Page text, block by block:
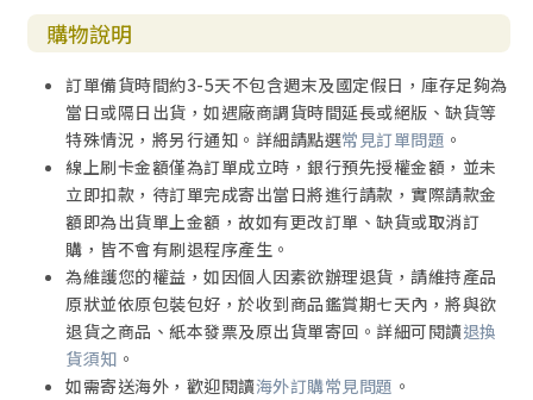
購物說明
訂單備貨時間約3-5天不包含週末及國定假日，庫存足夠為
當日或隔日出貨，如遇廠商調貨時間延長或絕版、缺貨等
特殊情況，將另行通知。詳細請點選常見訂單問題 。
線上刷卡金額僅為訂單成立時，銀行預先授權金額，並未
立即扣款，待訂單完成寄出當日將進行請款，實際請款金
額即為出貨單上金額，故如有更改訂單、缺貨或取消訂
購，皆不會有刷退程序產生。
為維護您的權益，如因個人因素欲辦理退貨，請維持產品
原狀並依原包裝包好，於收到商品鑑賞期七天內，將與欲
退貨之商品、紙本發票及原出貨單寄回。詳細可閱讀退換
貨須知 。
如需寄送海外，歡迎閱讀海外訂購常見問題 。